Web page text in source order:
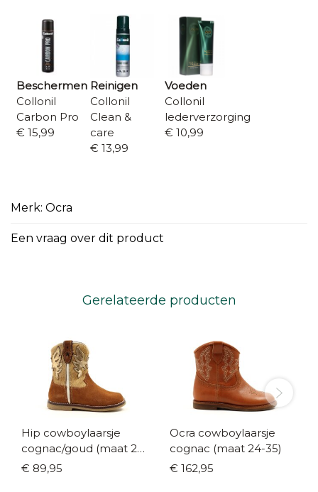
Beschermen
Collonil
Carbon Pro
€ 15,99
Reinigen
Collonil
Clean &
care
€ 13,99
Voeden
Collonil
lederverzorging
€ 10,99
Merk: Ocra
Een vraag over dit product
Gerelateerde producten
Hip cowboylaarsje
cognac/goud (maat 26-
35)
€ 89,95
Ocra cowboylaarsje
cognac (maat 24-35)
€ 162,95